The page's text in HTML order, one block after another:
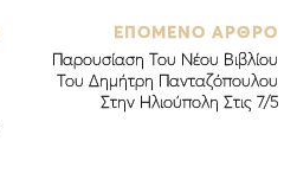
ΕΠΟΜΕΝΟ ΑΡΘΡΟ
Παρουσίαση Του Νέου Βιβλίου
Του Δημήτρη Πανταζόπουλου
Στην Ηλιούπολη Στις 7/5